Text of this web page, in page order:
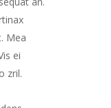
Mea
ei
zril.